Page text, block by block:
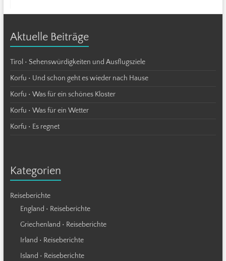
Aktuelle Beiträge
Tirol • Sehenswürdigkeiten und Ausflugsziele
Korfu • Und schon geht es wieder nach Hause
Korfu • Was für ein schönes Kloster
Korfu • Was für ein Wetter
Korfu • Es regnet
Kategorien
Reiseberichte
England • Reiseberichte
Griechenland • Reiseberichte
Irland • Reiseberichte
Island • Reiseberichte